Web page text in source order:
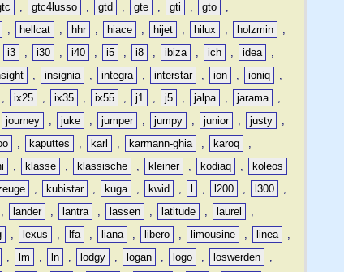
, gtc4lusso , gtd , gte , gti , gto
,
, hellcat , hhr , hiace , hijet , hilux , holzmin
,
i3 , i30 , i40 , i5 , i8 , ibiza , ich , idea
,
, insignia , integra , interstar , ion , ioniq
,
, ix25 , ix35 , ix55 , j1 , j5 , jalpa , jarama
,
journey , juke , jumper , jumpy , junior , justy
,
, kaputtes , karl , karmann-ghia , karoq
,
, klasse , klassische , kleiner , kodiaq ,
koleos
, kubistar , kuga , kwid , , l200 , l300
,
, lander , lantra , lassen , latitude , laurel
,
, lexus , lfa , liana , libero , limousine , linea
,
, lm , ln , lodgy , logan , logo , loswerden
,